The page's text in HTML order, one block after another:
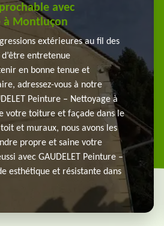
avec
à Montluçon
extérieures au fil des
entretenue
en bonne tenue et
adressez-vous à notre
Peinture – Nettoyage à
votre toiture et façade dans le
et muraux, nous avons les
propre et saine votre
avec GAUDELET Peinture –
esthétique et résistante dans